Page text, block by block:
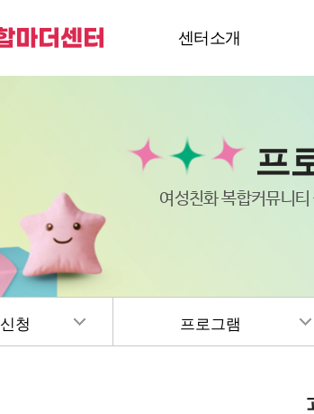
센터소개
센터는
니다. 프
여성친화 복합커뮤니
청 프로그램